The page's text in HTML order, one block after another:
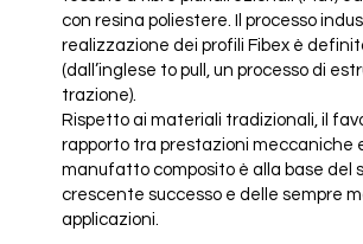
con resina poliestere. Il processo
realizzazione dei profili Fibex è
(dall’inglese to pull, un processo di
trazione).
Rispetto ai materiali tradizionali, il
rapporto tra prestazioni meccaniche
manufatto composito è alla base del
crescente successo e delle sempre
applicazioni.